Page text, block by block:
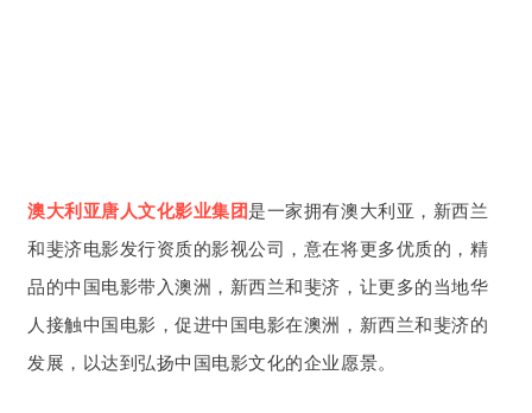
澳大利亚唐人文化影业集团是一家拥有澳大利亚，新西兰
和斐济电影发行资质的影视公司，意在将更多优质的，精
品的中国电影带入澳洲，新西兰和斐济，让更多的当地华
人接触中国电影，促进中国电影在澳洲，新西兰和斐济的
发展，以达到弘扬中国电影文化的企业愿景。